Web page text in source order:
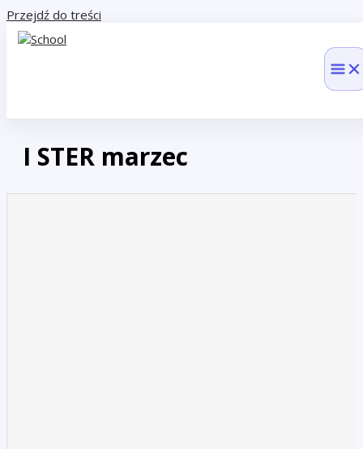
Przejdź do treści
I STER marzec